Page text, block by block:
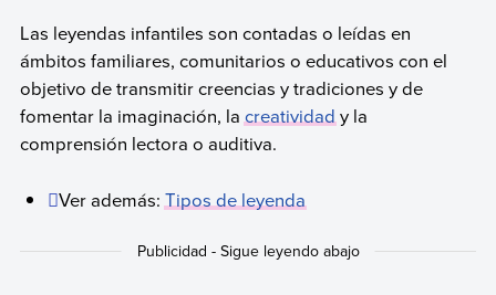
Las leyendas infantiles son contadas o leídas en
ámbitos familiares, comunitarios o educativos con el
objetivo de transmitir creencias y tradiciones y de
fomentar la imaginación, lacreatividady la
comprensión lectora o auditiva.
Ver además:Tipos de leyenda